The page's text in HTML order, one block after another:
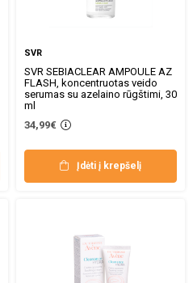
SVR
SVR SEBIACLEAR AMPOULE AZ
FLASH, koncentruotas veido
serumas su azelaino rūgštimi, 30
ml
34,99€
Įdėti į krepšelį